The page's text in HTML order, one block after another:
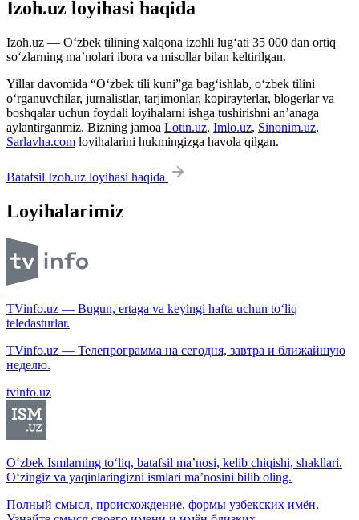
Izoh.uz loyihasi haqida
Izoh.uz — O‘zbek tilining xalqona izohli lug‘ati 35 000 dan ortiq
so‘zlarning ma’nolari ibora va misollar bilan keltirilgan.
Yillar davomida “O‘zbek tili kuni”ga bag‘ishlab, o‘zbek tilini
o‘rganuvchilar, jurnalistlar, tarjimonlar, kopirayterlar, blogerlar va
boshqalar uchun foydali loyihalarni ishga tushirishni an’anaga
aylantirganmiz. Bizning jamoa Lotin.uz, Imlo.uz, Sinonim.uz,
Sarlavha.com loyihalarini hukmingizga havola qilgan.
Batafsil Izoh.uz loyihasi haqida
Loyihalarimiz
TVinfo.uz — Bugun, ertaga va keyingi hafta uchun to‘liq
teledasturlar.
TVinfo.uz — Телепрограмма на сегодня, завтра и ближайшую
неделю.
tvinfo.uz
O‘zbek Ismlarning to‘liq, batafsil ma’nosi, kelib chiqishi, shakllari.
O‘zingiz va yaqinlaringizni ismlari ma’nosini bilib oling.
Полный смысл, происхождение, формы узбекских имён.